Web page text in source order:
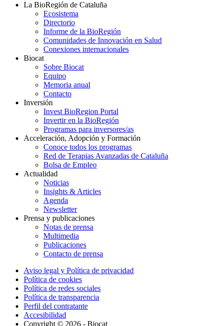
La BioRegión de Cataluña
Ecosistema
Directorio
Informe de la BioRegión
Comunidades de Innovación en Salud
Conexiones internacionales
Biocat
Sobre Biocat
Equipo
Memoria anual
Contacto
Inversión
Invest BioRegion Portal
Invertir en la BioRegión
Programas para inversores/as
Acceleración, Adopción y Formación
Conoce todos los programas
Red de Terapias Avanzadas de Cataluña
Bolsa de Empleo
Actualidad
Noticias
Insights & Articles
Agenda
Newsletter
Prensa y publicaciones
Notas de prensa
Multimedia
Publicaciones
Contacto de prensa
Aviso legal y Política de privacidad
Política de cookies
Política de redes sociales
Política de transparencia
Perfil del contratante
Accesibilidad
Copyright © 2026 - Biocat